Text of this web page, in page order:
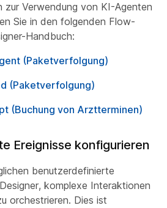
zur Verwendung von KI-Agenten
Sie in den folgenden Flow-
Handbuch:
(Paketverfolgung)
(Paketverfolgung)
(Buchung von Arztterminen)
Ereignisse konfigurieren
benutzerdefinierte
komplexe Interaktionen
orchestrieren. Dies ist